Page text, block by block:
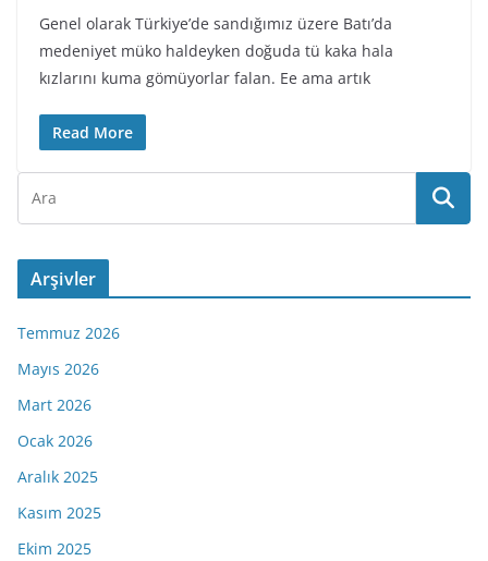
Genel olarak Türkiye’de sandığımız üzere Batı’da
medeniyet müko haldeyken doğuda tü kaka hala
kızlarını kuma gömüyorlar falan. Ee ama artık
Read More
Arşivler
Temmuz 2026
Mayıs 2026
Mart 2026
Ocak 2026
Aralık 2025
Kasım 2025
Ekim 2025